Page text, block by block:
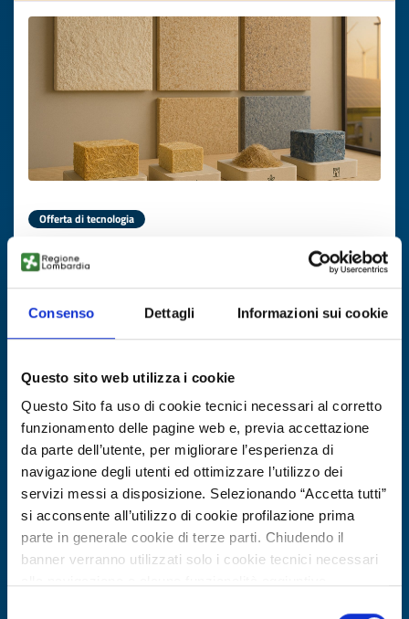
Consenso Dettagli Informazioni sui cookie
Questo sito web utilizza i cookie
Questo Sito fa uso di cookie tecnici necessari al corretto
funzionamento delle pagine web e, previa accettazione
da parte dell’utente, per migliorare l’esperienza di
navigazione degli utenti ed ottimizzare l’utilizzo dei
servizi messi a disposizione. Selezionando “Accetta tutti”
si acconsente all’utilizzo di cookie profilazione prima
parte in generale cookie di terze parti. Chiudendo il
banner verranno utilizzati solo i cookie tecnici necessari
Offerta di tecnologia
Pannelli acustici da micelio
ID EEN: TOTR20250908014
SCOPRI DI PIÙ →
Scade il27 ottobre 2026